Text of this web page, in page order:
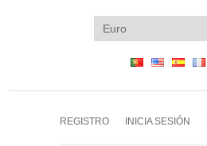
REGISTRO INICIA SESIÓN